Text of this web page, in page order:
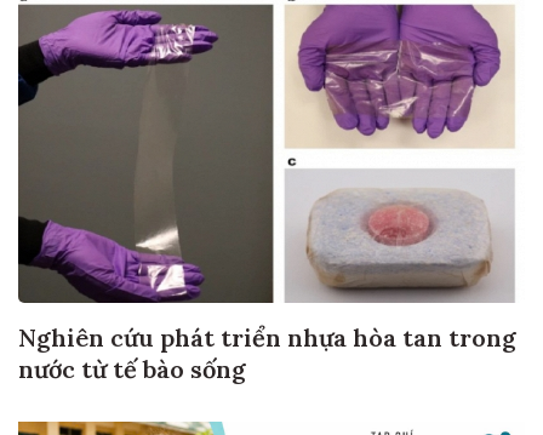
Nghiên cứu phát triển nhựa hòa tan trong
nước từ tế bào sống